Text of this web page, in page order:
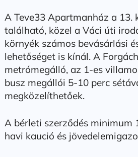
A Teve33 Apartmanház a 13.
található, közel a Váci úti
környék számos bevásárlási
lehetőséget is kínál. A
metrómegálló, az 1-es
busz megállói 5-10 perc
megközelíthetőek.
A bérleti szerződés minimum
havi kaució és